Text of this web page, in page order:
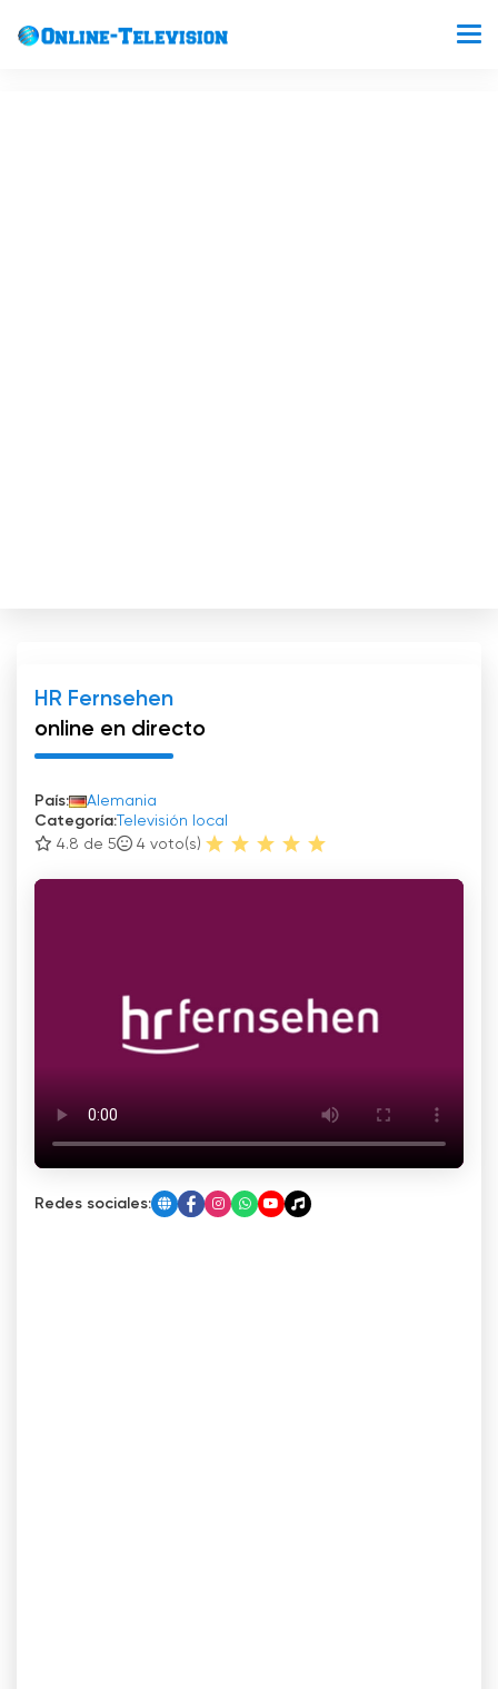
HR Fernsehen
online en directo
País:
Alemania
Categoría: Televisión local
4.8 de 5
4 voto(s)
Redes sociales: